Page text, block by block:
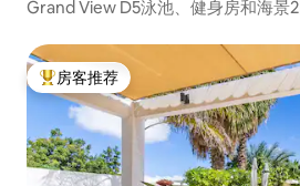
Grand View D5泳池、健身房和海景
热门「房客推荐」
房客推荐